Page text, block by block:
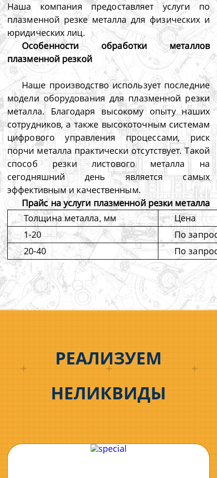
Наша компания предоставляет услуги по
плазменной резке металла для физических и
юридических лиц.
Особенности обработки металлов
плазменной резкой
Наше производство использует последние
модели оборудования для плазменной резки
металла. Благодаря высокому опыту наших
сотрудников, а также высокоточным системам
цифрового управления процессами, риск
порчи металла практически отсутствует. Такой
способ резки листового металла на
сегодняшний день является самых
эффективным и качественным.
Прайс на услуги плазменной резки металла
Толщина металла, мм
Цена
1-20
По
20-40
По
РЕАЛИЗУЕМ
НЕЛИКВИДЫ